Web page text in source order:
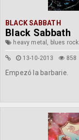
BLACK SABBATH
Black Sabbath
heavy metal, blues rock
13-10-2013 858
Empezó la barbarie.